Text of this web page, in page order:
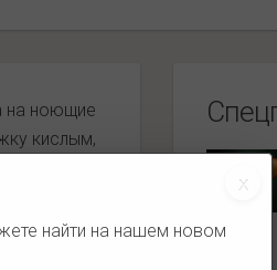
найти на нашем новом
на ноющие
кислым,
жалобы